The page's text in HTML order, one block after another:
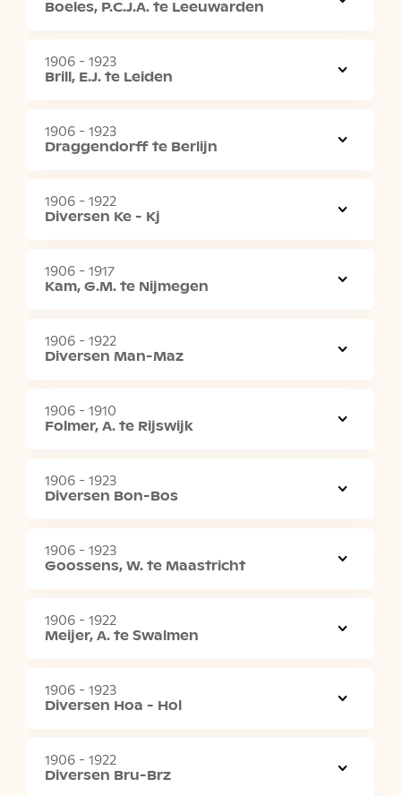
Boeles, P.C.J.A. te Leeuwarden
1906 - 1923
Brill, E.J. te Leiden
1906 - 1923
Draggendorff te Berlijn
1906 - 1922
Diversen Ke - Kj
1906 - 1917
Kam, G.M. te Nijmegen
1906 - 1922
Diversen Man-Maz
1906 - 1910
Folmer, A. te Rijswijk
1906 - 1923
Diversen Bon-Bos
1906 - 1923
Goossens, W. te Maastricht
1906 - 1922
Meijer, A. te Swalmen
1906 - 1923
Diversen Hoa - Hol
1906 - 1922
Diversen Bru-Brz